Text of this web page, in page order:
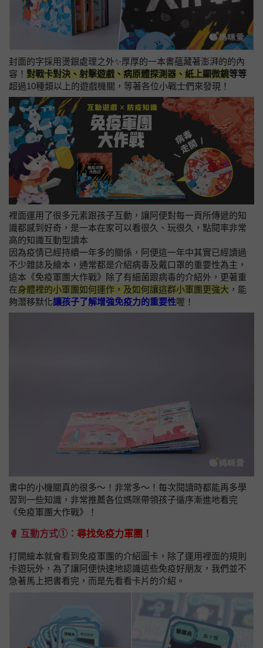
封面的字採用燙銀處理之外✨厚厚的一本書蘊藏著澎湃的的內
容！ 對戰卡對決、射擊遊戲、病原體探測器、紙上顯微鏡等等
超過10種類以上的遊戲機關，等著各位小戰士們來發現！
裡面運用了很多元素跟孩子互動，讓阿便對每一頁所傳遞的知
識都感到好奇，是一本在家可以看很久、玩很久，點閱率非常
高的知識互動型讀本
因為疫情已經持續一年多的關係，阿便這一年中其實已經讀過
不少雜誌及繪本，通常都是介紹病毒及戴口罩的重要性為主，
這本《免疫軍團大作戰》除了有細菌跟病毒的介紹外，更著重
在身體裡的小軍團如何運作，及如何讓這群小軍團更強大 ，能
夠潛移默化讓孩子了解增強免疫力的重要性喔！
書中的小機關真的很多～！非常多～！每次閱讀時都能再多學
習到一些知識，非常推薦各位媽咪帶領孩子循序漸進地看完
《免疫軍團大作戰》！
🥊 互動方式①： 尋找免疫力軍團！
打開繪本就會看到免疫軍團的介紹圖卡，除了運用裡面的規則
卡遊玩外，為了讓阿便快速地認識這些免疫好朋友，我們並不
急著馬上把書看完，而是先看看卡片的介紹。